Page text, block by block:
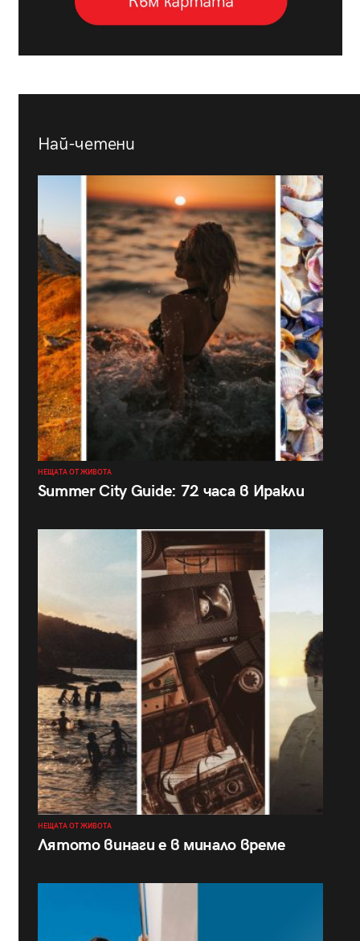
Най-четени
НЕЩАТА ОТ ЖИВОТА
Summer City Guide: 72 часа в Иракли
НЕЩАТА ОТ ЖИВОТА
Лятото винаги е в минало време